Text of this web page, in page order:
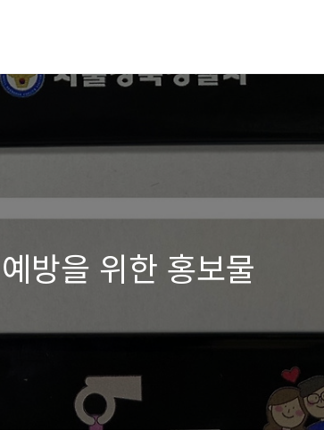
방을 위한 홍보물